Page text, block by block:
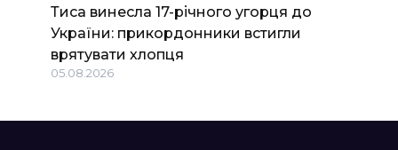
Тиса винесла 17-річного угорця до
України: прикордонники встигли
врятувати хлопця
05.08.2026